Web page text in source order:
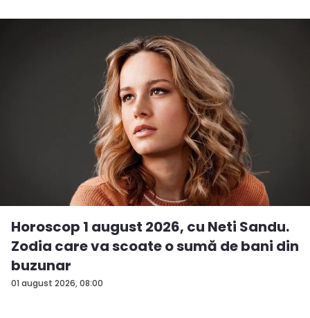
01 august 2026, 08:00
Horoscop 1 august 2026, cu Neti Sandu.
Zodia care va scoate o sumă de bani din
buzunar